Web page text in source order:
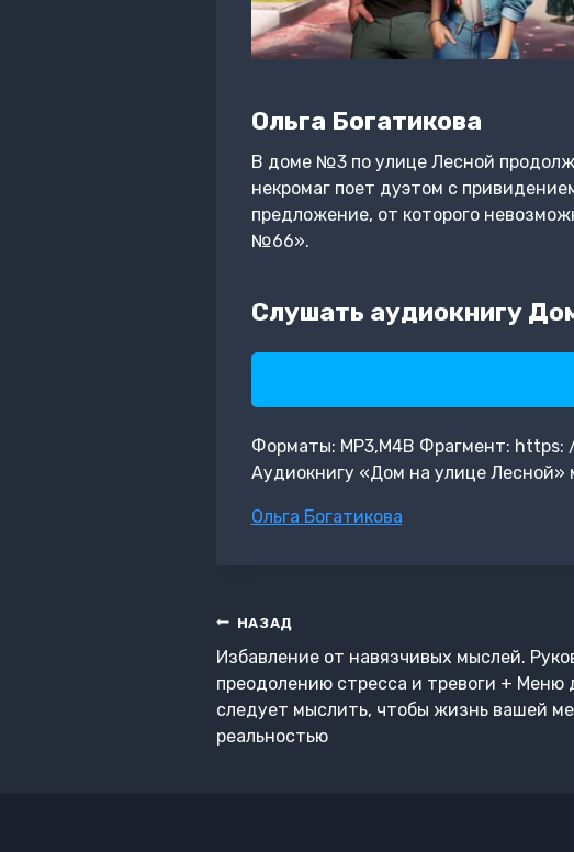
Ольга Богатикова
В доме №3 по улице Лесной
некромаг поет дуэтом с
предложение, от которого
№66».
Слушать аудиокнигу
Форматы: MP3,M4B Фрагмент:
Аудиокнигу «Дом на улице Лесной»
Метки
Ольга Богатикова
Навигация
по
записям
НАЗАД
Избавление от навязчивых мыслей.
преодолению стресса и тревоги + Меню
следует мыслить, чтобы жизнь вашей
реальностью